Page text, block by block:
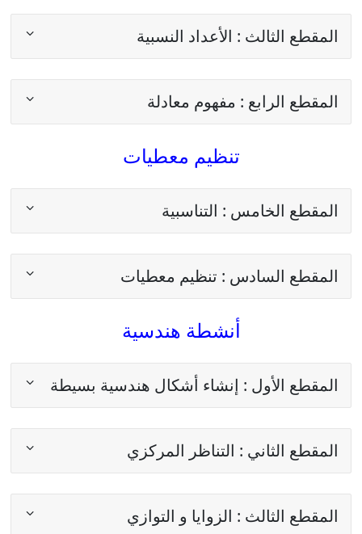
المقطع الثالث : الأعداد النسبية
المقطع الرابع : مفهوم معادلة
تنظيم معطيات
المقطع الخامس : التناسبية
المقطع السادس : تنظيم معطيات
أنشطة هندسية
المقطع الأول : إنشاء أشكال هندسية بسيطة
المقطع الثاني : التناظر المركزي
المقطع الثالث : الزوايا و التوازي